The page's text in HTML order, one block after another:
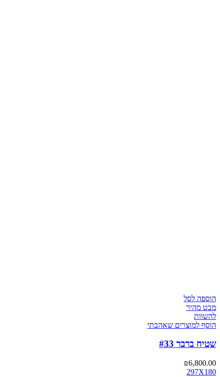
הוספה לסל
מבט מהיר
להשוות
הוסף למוצרים שאהבתי
שטיח ברבר #33
₪6,800.00
297X180